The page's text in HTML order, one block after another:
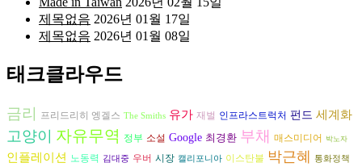
제목없음 2026년 01월 17일
제목없음 2026년 01월 08일
태크클라우드
금리 프리드리히 엥겔스 The Smiths 유가 재벌 인프라스트럭처 펀드 세계화
고양이 자유무역 정부 소설 Google 최경환 부채 매스미디어 박노자
인플레이션 노동력 김대중 우버 시장 캘리포니아 이스탄불 박근혜 통화정책